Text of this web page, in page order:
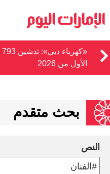
الأول من 2026
بحث متقدم
النص